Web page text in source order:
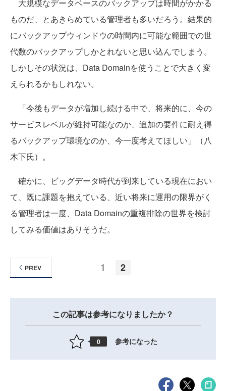
大規模なデータベースのバックアップは時間がかかる
ものだ、とあきらめている管理者も多いだろう。結果的
にバックアップウィンドウの時間内に可能な範囲での世
代数のバックアップしかとれないと思い込んでしまう。
しかしその状況は、Data Domainを使うことで大きく変
えられるかもしれない。
「今後もデータが増加し続ける中で、将来的に、今の
サービスレベルが維持可能なのか、追加の要件に耐え得
るバックアップ環境なのか、今一度考えてほしい」（八
木下氏）。
確かに、ビッグデータ時代が到来している現在におい
て、既に課題を抱えている、近い将来に運用の限界がく
る管理者は一度、Data Domainの重複排除の世界を検討
してみる価値はありそうだ。
1 2
PREV
この記事は参考になりましたか？
0 参考になった